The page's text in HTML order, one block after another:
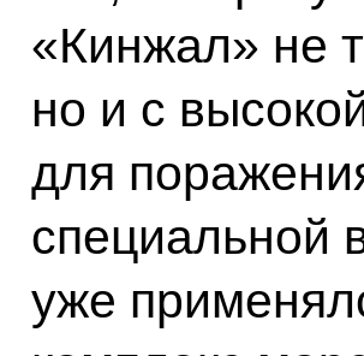
«Кинжал» не
но и с
для
специальной
уже